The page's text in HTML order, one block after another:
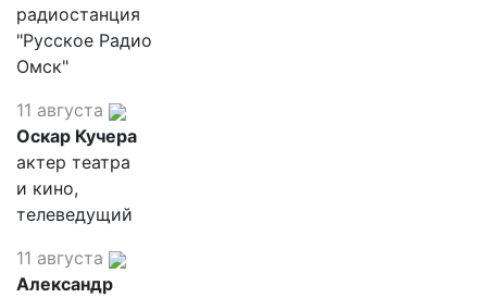
радиостанция
"Русское Радио
Омск"
11 августа
Оскар Кучера
актер театра
и кино,
телеведущий
11 августа
Александр